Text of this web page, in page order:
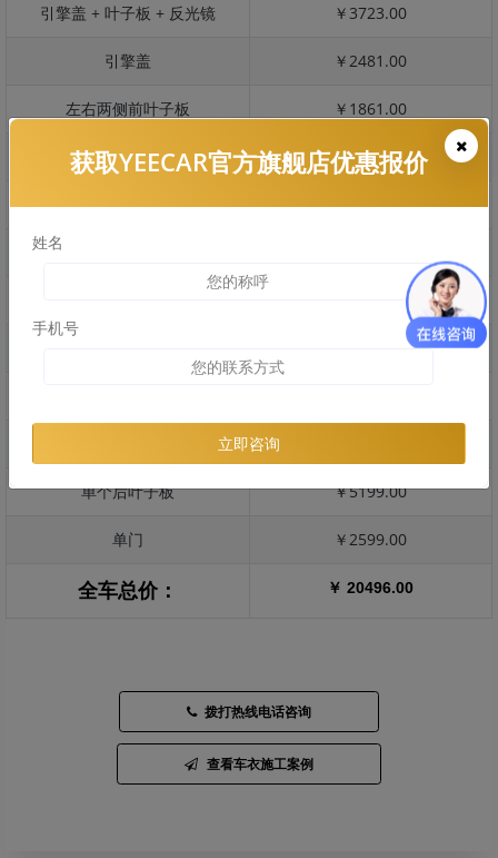
引擎盖 + 叶子板 + 反光镜 ￥3723.00
引擎盖 ￥2481.00
左右两侧前叶子板 ￥1861.00
反光镜 ￥371.00
后保险杠 ￥2649.00
￥2176.00
￥6754.00
单个后叶子板 ￥5199.00
单门 ￥2599.00
全车总价： ￥ 20496.00
拨打热线电话咨询
查看车衣施工案例
获取YEECAR官方旗舰店优惠报价
姓名
手机号
立即咨询